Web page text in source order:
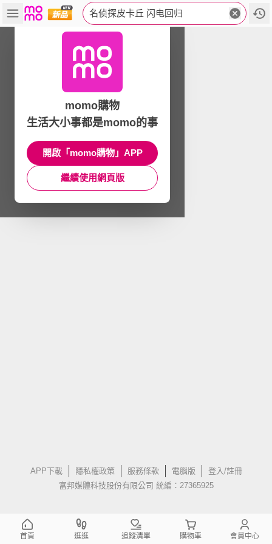
名侦探皮卡丘 闪电回归
APP下載 隱私權政策 服務條款 電腦版
登入/註冊
富邦媒體科技股份有限公司 統編：27365925
momo購物
生活大小事都是momo的事
開啟「momo購物」APP
繼續使用網頁版
首頁 逛逛 追蹤清單 購物車 會員中心